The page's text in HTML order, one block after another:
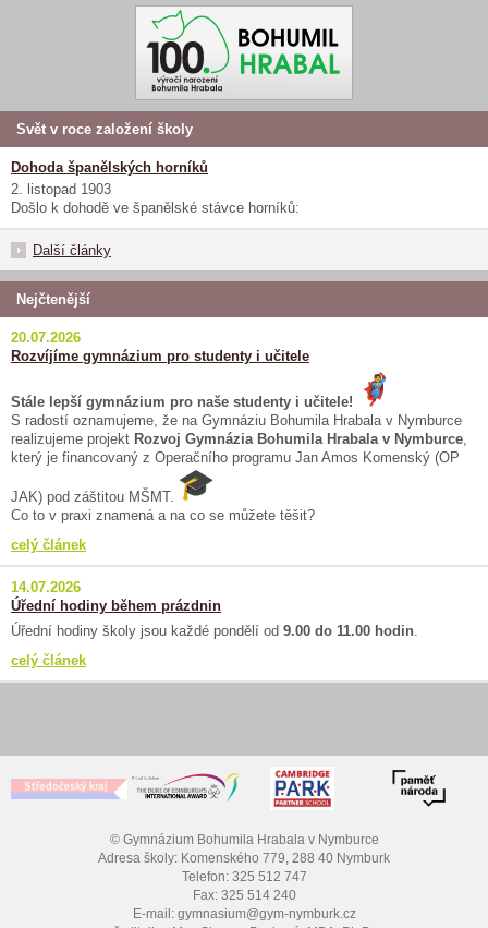
Svět v roce založení školy
Dohoda španělských horníků
2. listopad 1903
Došlo k dohodě ve španělské stávce horníků:
Další články
Nejčtenější
20.07.2026
Rozvíjíme gymnázium pro studenty i učitele
Stále lepší gymnázium pro naše studenty i učitele!
S radostí oznamujeme, že na Gymnáziu Bohumila Hrabala v Nymburce
realizujeme projekt Rozvoj Gymnázia Bohumila Hrabala v Nymburce
který je financovaný z Operačního programu Jan Amos Komenský (OP
JAK) pod záštitou MŠMT.
Co to v praxi znamená a na co se můžete těšit?
celý článek
14.07.2026
Úřední hodiny během prázdnin
Úřední hodiny školy jsou každé pondělí od 9.00 do 11.00 hodin
celý článek
© Gymnázium Bohumila Hrabala v Nymburce
Adresa školy: Komenského 779, 288 40 Nymburk
Telefon: 325 512 747
Fax: 325 514 240
E-mail: gymnasium@gym-nymburk.cz